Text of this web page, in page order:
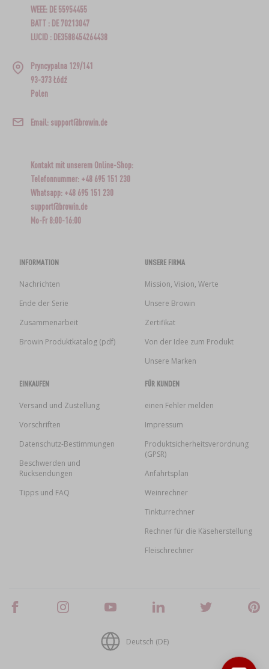
WEEE: DE 55954455
BATT : DE 70213047
LUCID : DE3588454264438
Pryncypalna 129/141
93-373 Łódź
Polen
Email: support@browin.de
Kontakt mit unserem Online-Shop:
Telefonnummer: +48 695 151 230
Whatsapp: +48 695 151 230
support@browin.de
Mo-Fr 8:00-16:00
INFORMATION
Nachrichten
Ende der Serie
Zusammenarbeit
Browin Produktkatalog (pdf)
UNSERE FIRMA
Mission, Vision, Werte
Unsere Browin
Zertifikat
Von der Idee zum Produkt
Unsere Marken
EINKAUFEN
Versand und Zustellung
Vorschriften
Datenschutz-Bestimmungen
Beschwerden und
Rücksendungen
Tipps und FAQ
FÜR KUNDEN
einen Fehler melden
Impressum
Produktsicherheitsverordnung
(GPSR)
Anfahrtsplan
Weinrechner
Tinkturrechner
Rechner für die Käseherstellung
Fleischrechner
Deutsch (DE)